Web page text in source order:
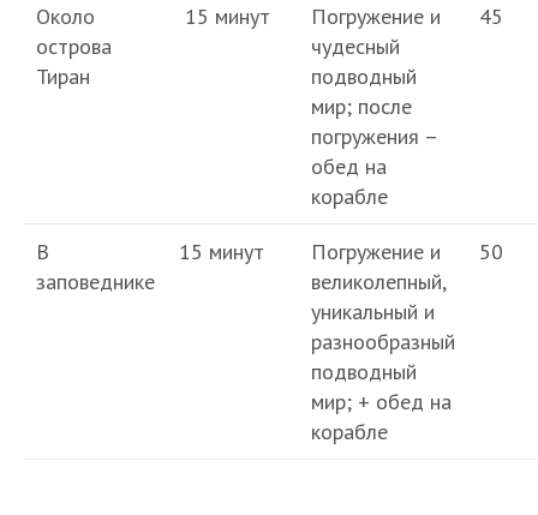
Около
острова
Тиран
15 минут
Погружение и
чудесный
подводный
мир; после
погружения –
обед на
корабле
45
В
заповеднике
15 минут
Погружение и
великолепный,
уникальный и
разнообразный
подводный
мир; + обед на
корабле
50